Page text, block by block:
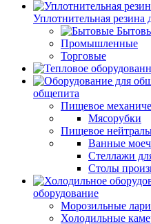
Уплотнительная резина
Промышленные
Торговые
общепита
Пищевое
Мясорубки
Пищевое
Ванные
Стеллажи
Столы
оборудование
Морозильные лари
Холодильные